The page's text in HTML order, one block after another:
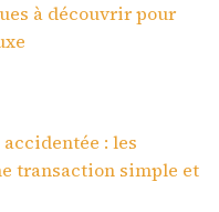
à découvrir pour
: les
transaction simple et